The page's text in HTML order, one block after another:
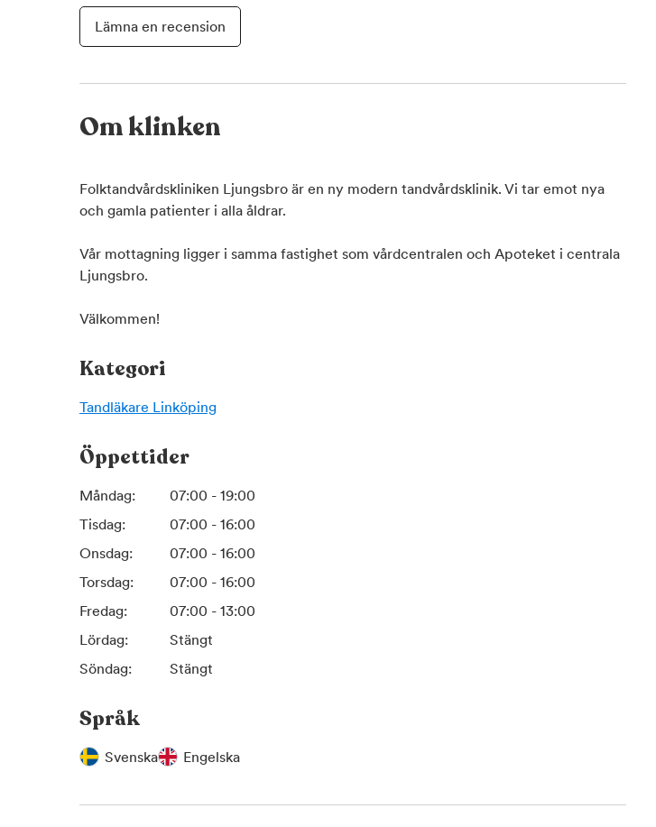
Lämna en recension
Om klinken
Folktandvårdskliniken Ljungsbro är en ny modern tandvårdsklinik. Vi tar emot nya
och gamla patienter i alla åldrar.
Vår mottagning ligger i samma fastighet som vårdcentralen och Apoteket i centrala
Ljungsbro.
Välkommen!
Kategori
Tandläkare Linköping
Öppettider
Måndag:
07:00 - 19:00
Tisdag:
07:00 - 16:00
Onsdag:
07:00 - 16:00
Torsdag:
07:00 - 16:00
Fredag:
07:00 - 13:00
Lördag:
Stängt
Söndag:
Stängt
Språk
Svenska Engelska